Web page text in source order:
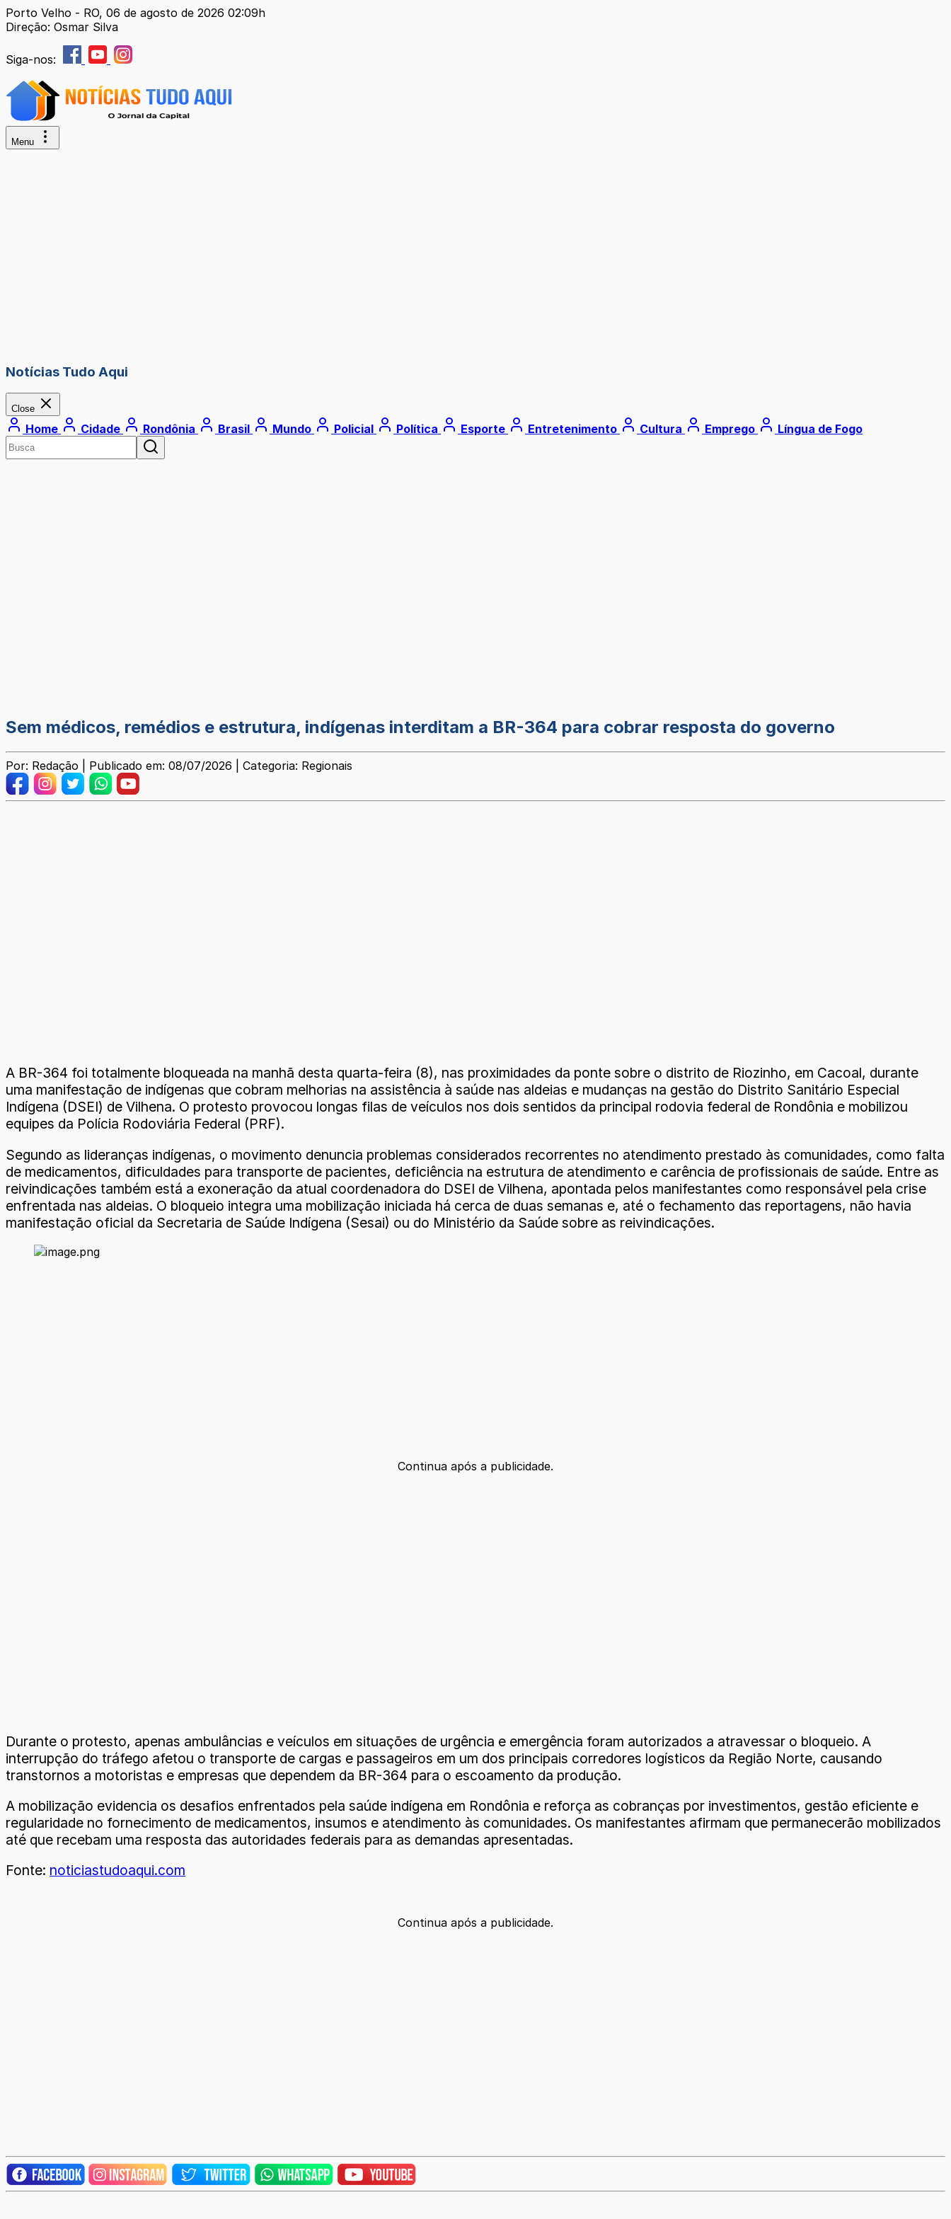
Porto Velho - RO, 06 de agosto de 2026 02:09h
Direção: Osmar Silva
Siga-nos:
Menu
Notícias Tudo Aqui
Close
Home Cidade Rondônia Brasil Mundo Policial Política Esporte Entretenimento Cultura Emprego Língua de Fogo
Sem médicos, remédios e estrutura, indígenas interditam a BR-364 para cobrar resposta do governo
Por: Redação | Publicado em: 08/07/2026 | Categoria: Regionais
A BR-364 foi totalmente bloqueada na manhã desta quarta-feira (8), nas proximidades da ponte sobre o distrito de Riozinho, em Cacoal, durante
uma manifestação de indígenas que cobram melhorias na assistência à saúde nas aldeias e mudanças na gestão do Distrito Sanitário Especial
Indígena (DSEI) de Vilhena. O protesto provocou longas filas de veículos nos dois sentidos da principal rodovia federal de Rondônia e mobilizou
equipes da Polícia Rodoviária Federal (PRF).
Segundo as lideranças indígenas, o movimento denuncia problemas considerados recorrentes no atendimento prestado às comunidades, como falta
de medicamentos, dificuldades para transporte de pacientes, deficiência na estrutura de atendimento e carência de profissionais de saúde. Entre as
reivindicações também está a exoneração da atual coordenadora do DSEI de Vilhena, apontada pelos manifestantes como responsável pela crise
enfrentada nas aldeias. O bloqueio integra uma mobilização iniciada há cerca de duas semanas e, até o fechamento das reportagens, não havia
manifestação oficial da Secretaria de Saúde Indígena (Sesai) ou do Ministério da Saúde sobre as reivindicações.
Continua após a publicidade.
Durante o protesto, apenas ambulâncias e veículos em situações de urgência e emergência foram autorizados a atravessar o bloqueio. A
interrupção do tráfego afetou o transporte de cargas e passageiros em um dos principais corredores logísticos da Região Norte, causando
transtornos a motoristas e empresas que dependem da BR-364 para o escoamento da produção.
A mobilização evidencia os desafios enfrentados pela saúde indígena em Rondônia e reforça as cobranças por investimentos, gestão eficiente e
regularidade no fornecimento de medicamentos, insumos e atendimento às comunidades. Os manifestantes afirmam que permanecerão mobilizados
até que recebam uma resposta das autoridades federais para as demandas apresentadas.
Fonte: noticiastudoaqui.com
Continua após a publicidade.